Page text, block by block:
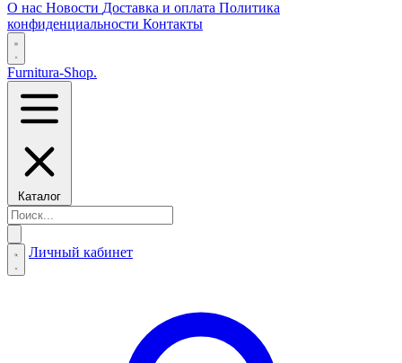
О нас Новости Доставка и оплата Политика
конфиденциальности Контакты
Furnitura-Shop.
Каталог
Личный кабинет